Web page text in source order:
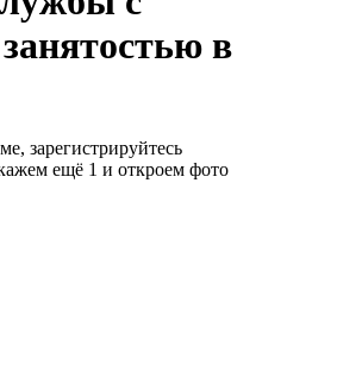
в
зарегистрируйтесь
ещё 1 и откроем фото